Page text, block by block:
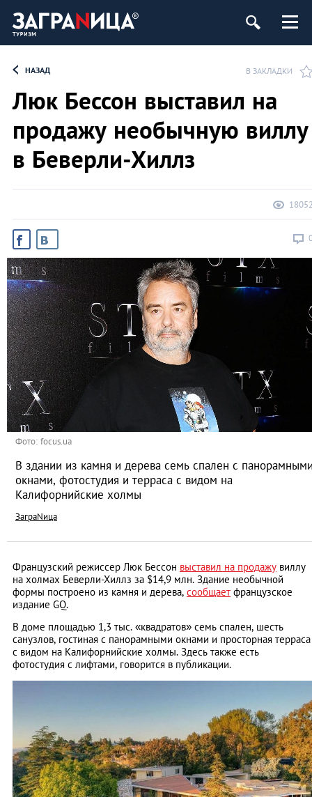
НАЗАД В ЗАКЛАДКИ
Люк Бессон выставил на
продажу необычную виллу
в Беверли-Хиллз
Фото: focus.ua
В здании из камня и дерева семь спален с
окнами, фотостудия и терраса с видом на
Калифорнийские холмы
ЗаграNица
Французский режиссер Люк Бессон выставил на продажу виллу
на холмах Беверли-Хиллз за $14,9 млн. Здание необычной
формы построено из камня и дерева, сообщает французское
издание GQ.
В доме площадью 1,3 тыс. «квадратов» семь спален, шесть
санузлов, гостиная с панорамными окнами и просторная терраса
с видом на Калифорнийские холмы. Здесь также есть
фотостудия с лифтами, говорится в публикации.